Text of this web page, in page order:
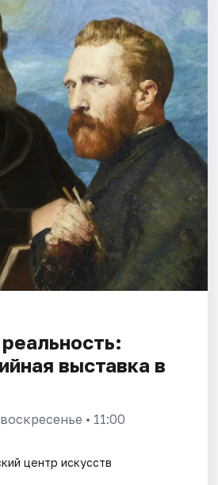
выставка в
воскресенье • 11:00
центр искусств